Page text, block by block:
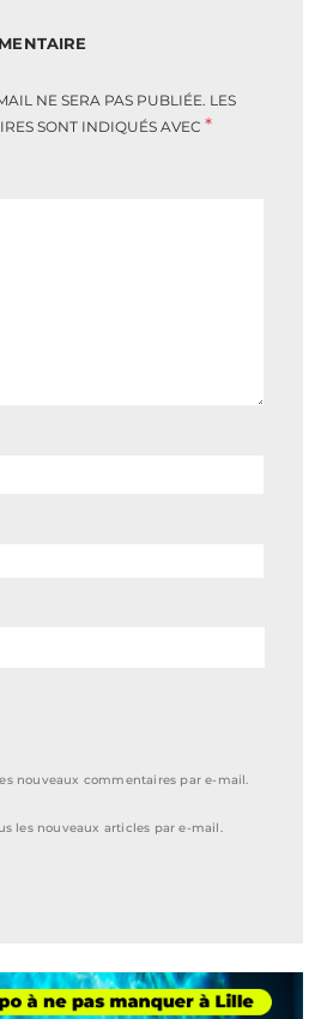
NE SERA PAS PUBLIÉE. LES
SONT INDIQUÉS AVEC *
nouveaux commentaires par e-mail.
les nouveaux articles par e-mail.